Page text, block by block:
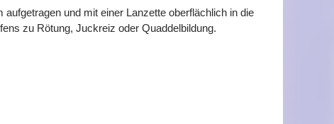
und mit einer Lanzette oberflächlich in die
zu Rötung, Juckreiz oder Quaddelbildung.